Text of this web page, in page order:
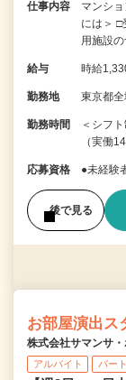
仕事内容
マンシ
には＞ □
用施設
給与 時給
勤務地 東京都
勤務時間
＜シフ
（実働
応募資格 ●未経験
後で見る
お部屋演出ス
株式会社サマンサ
アルバイト パート